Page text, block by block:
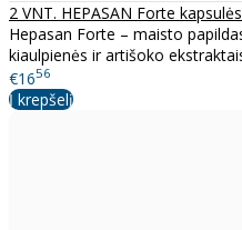
2 VNT. HEPASAN Forte
Hepasan Forte – maisto
kiaulpienės ir artišoko
€1656
Į krepšelį